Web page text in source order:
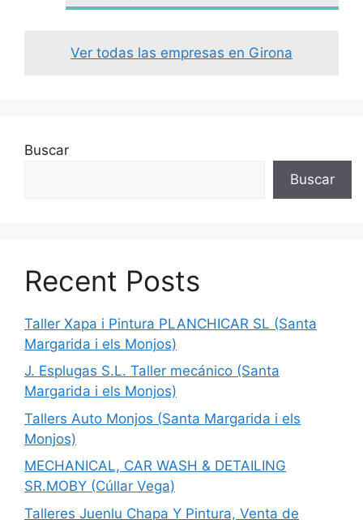
Ver todas las empresas en Girona
Buscar
Buscar
Recent Posts
Taller Xapa i Pintura PLANCHICAR SL (Santa
Margarida i els Monjos)
J. Esplugas S.L. Taller mecánico (Santa
Margarida i els Monjos)
Tallers Auto Monjos (Santa Margarida i els
Monjos)
MECHANICAL, CAR WASH & DETAILING
SR.MOBY (Cúllar Vega)
Talleres Juenlu Chapa Y Pintura, Venta de